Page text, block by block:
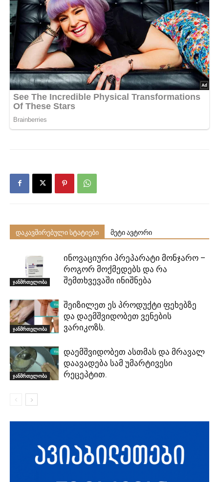
დაკავშირებული სტატიები მეტი ავტორი
ჯანმრთელობა
ინოვაციური პრეპარატი მონჯარო –
როგორ მოქმედებს და რა
შემთხვევაში ინიშნება
ჯანმრთელობა
შეიზილეთ ეს პროდუქტი ფეხებზე
და დაემშვიდობეთ ვენების
ვარიკოზს.
ჯანმრთელობა
დაემშვიდობეთ ასთმას და მრავალ
დაავადება სამ უმარტივესი
რეცეპტით.